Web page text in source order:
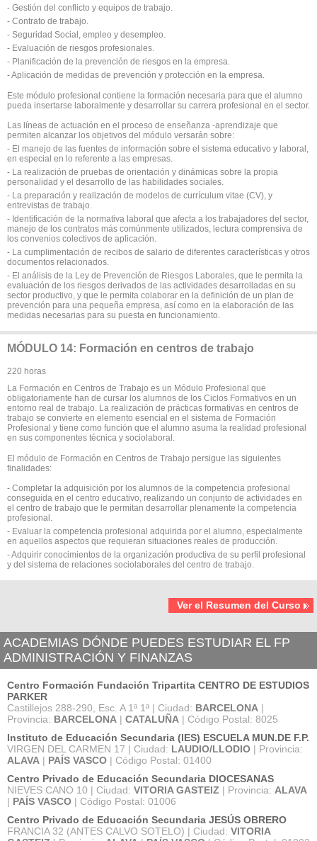
- Gestión del conflicto y equipos de trabajo.
- Contrato de trabajo.
- Seguridad Social, empleo y desempleo.
- Evaluación de riesgos profesionales.
- Planificación de la prevención de riesgos en la empresa.
- Aplicación de medidas de prevención y protección en la empresa.
Este módulo profesional contiene la formación necesaria para que el alumno
pueda insertarse laboralmente y desarrollar su carrera profesional en el sector.
Las líneas de actuación en el proceso de enseñanza -aprendizaje que
permiten alcanzar los objetivos del módulo versarán sobre:
- El manejo de las fuentes de información sobre el sistema educativo y laboral,
en especial en lo referente a las empresas.
- La realización de pruebas de orientación y dinámicas sobre la propia
personalidad y el desarrollo de las habilidades sociales.
- La preparación y realización de modelos de currículum vitae (CV), y
entrevistas de trabajo.
- Identificación de la normativa laboral que afecta a los trabajadores del sector,
manejo de los contratos más comúnmente utilizados, lectura comprensiva de
los convenios colectivos de aplicación.
- La cumplimentación de recibos de salario de diferentes características y otros
documentos relacionados.
- El análisis de la Ley de Prevención de Riesgos Laborales, que le permita la
evaluación de los riesgos derivados de las actividades desarrolladas en su
sector productivo, y que le permita colaborar en la definición de un plan de
prevención para una pequeña empresa, así como en la elaboración de las
medidas necesarias para su puesta en funcionamiento.
MÓDULO 14: Formación en centros de trabajo
220 horas
La Formación en Centros de Trabajo es un Módulo Profesional que
obligatoriamente han de cursar los alumnos de los Ciclos Formativos en un
entorno real de trabajo. La realización de prácticas formativas en centros de
trabajo se convierte en elemento esencial en el sistema de Formación
Profesional y tiene como función que el alumno asuma la realidad profesional
en sus componentes técnica y sociolaboral.
El módulo de Formación en Centros de Trabajo persigue las siguientes
finalidades:
- Completar la adquisición por los alumnos de la competencia profesional
conseguida en el centro educativo, realizando un conjunto de actividades en
el centro de trabajo que le permitan desarrollar plenamente la competencia
profesional.
- Evaluar la competencia profesional adquirida por el alumno, especialmente
en aquellos aspectos que requieran situaciones reales de producción.
- Adquirir conocimientos de la organización productiva de su perfil profesional
y del sistema de relaciones sociolaborales del centro de trabajo.
Ver el Resumen del Curso
ACADEMIAS DÓNDE PUEDES ESTUDIAR EL FP
ADMINISTRACIÓN Y FINANZAS
Centro Formación Fundación Tripartita CENTRO DE ESTUDIOS
PARKER
Castillejos 288-290, Esc. A 1ª 1ª | Ciudad: BARCELONA |
Provincia: BARCELONA | CATALUÑA | Código Postal: 8025
Instituto de Educación Secundaria (IES) ESCUELA MUN.DE F.P.
VIRGEN DEL CARMEN 17 | Ciudad: LAUDIO/LLODIO | Provincia:
ALAVA | PAÍS VASCO | Código Postal: 01400
Centro Privado de Educación Secundaria DIOCESANAS
NIEVES CANO 10 | Ciudad: VITORIA GASTEIZ | Provincia: ALAVA
| PAÍS VASCO | Código Postal: 01006
Centro Privado de Educación Secundaria JESÚS OBRERO
FRANCIA 32 (ANTES CALVO SOTELO) | Ciudad: VITORIA